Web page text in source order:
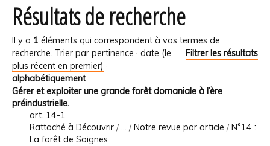
Résultats de recherche
Il y a 1 éléments qui correspondent à vos termes de
recherche.
Filtrer les résultats
Trier par pertinence · date (le
plus récent en premier) ·
alphabétiquement
Gérer et exploiter une grande forêt domaniale à l’ère
préindustrielle.
art. 14-1
Rattaché à Découvrir /… /Notre revue par article /N°14 :
La forêt de Soignes